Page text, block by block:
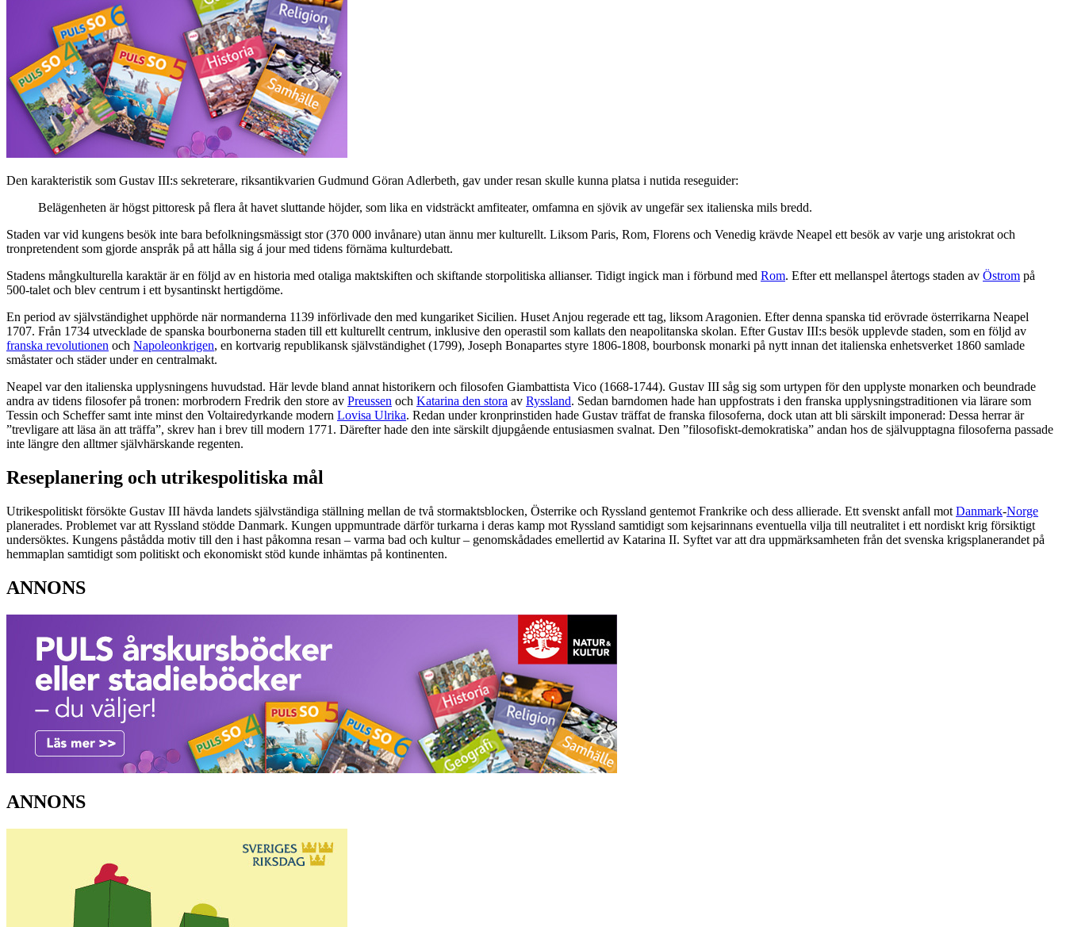
Den karakteristik som Gustav III:s sekreterare, riksantikvarien Gudmund Göran Adlerbeth, gav under resan skulle kunna platsa i nutida reseguider:
Belägenheten är högst pittoresk på flera åt havet sluttande höjder, som lika en vidsträckt amfiteater, omfamna en sjövik av ungefär sex italienska mils bredd.
Staden var vid kungens besök inte bara befolkningsmässigt stor (370 000 invånare) utan ännu mer kulturellt. Liksom Paris, Rom, Florens och Venedig krävde Neapel ett besök av varje ung aristokrat och
tronpretendent som gjorde anspråk på att hålla sig á jour med tidens förnäma kulturdebatt.
Stadens mångkulturella karaktär är en följd av en historia med otaliga maktskiften och skiftande storpolitiska allianser. Tidigt ingick man i förbund med Rom. Efter ett mellanspel återtogs staden av Östrom på
500-talet och blev centrum i ett bysantinskt hertigdöme.
En period av självständighet upphörde när normanderna 1139 införlivade den med kungariket Sicilien. Huset Anjou regerade ett tag, liksom Aragonien. Efter denna spanska tid erövrade österrikarna Neapel
1707. Från 1734 utvecklade de spanska bourbonerna staden till ett kulturellt centrum, inklusive den operastil som kallats den neapolitanska skolan. Efter Gustav III:s besök upplevde staden, som en följd av
franska revolutionen och Napoleonkrigen, en kortvarig republikansk självständighet (1799), Joseph Bonapartes styre 1806-1808, bourbonsk monarki på nytt innan det italienska enhetsverket 1860 samlade
småstater och städer under en centralmakt.
Neapel var den italienska upplysningens huvudstad. Här levde bland annat historikern och filosofen Giambattista Vico (1668-1744). Gustav III såg sig som urtypen för den upplyste monarken och beundrade
andra av tidens filosofer på tronen: morbrodern Fredrik den store av Preussen och Katarina den stora av Ryssland. Sedan barndomen hade han uppfostrats i den franska upplysningstraditionen via lärare som
Tessin och Scheffer samt inte minst den Voltairedyrkande modern Lovisa Ulrika. Redan under kronprinstiden hade Gustav träffat de franska filosoferna, dock utan att bli särskilt imponerad: Dessa herrar är
”trevligare att läsa än att träffa”, skrev han i brev till modern 1771. Därefter hade den inte särskilt djupgående entusiasmen svalnat. Den ”filosofiskt-demokratiska” andan hos de självupptagna filosoferna passade
inte längre den alltmer självhärskande regenten.
Reseplanering och utrikespolitiska mål
Utrikespolitiskt försökte Gustav III hävda landets självständiga ställning mellan de två stormaktsblocken, Österrike och Ryssland gentemot Frankrike och dess allierade. Ett svenskt anfall mot Danmark-Norge
planerades. Problemet var att Ryssland stödde Danmark. Kungen uppmuntrade därför turkarna i deras kamp mot Ryssland samtidigt som kejsarinnans eventuella vilja till neutralitet i ett nordiskt krig försiktigt
undersöktes. Kungens påstådda motiv till den i hast påkomna resan – varma bad och kultur – genomskådades emellertid av Katarina II. Syftet var att dra uppmärksamheten från det svenska krigsplanerandet på
hemmaplan samtidigt som politiskt och ekonomiskt stöd kunde inhämtas på kontinenten.
ANNONS
ANNONS